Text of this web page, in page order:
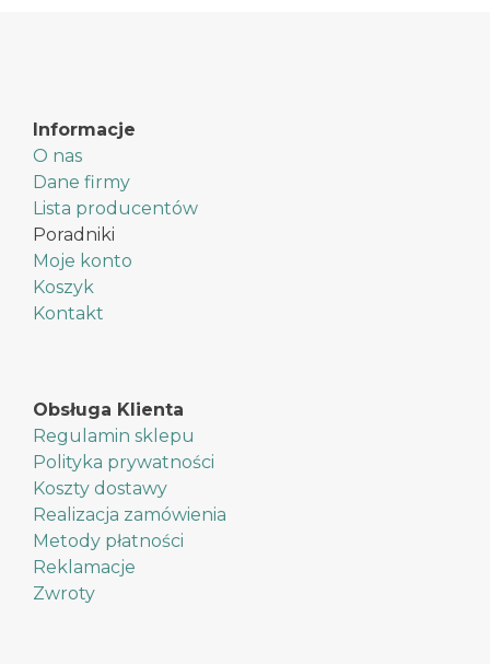
Informacje
O nas
Dane firmy
Lista producentów
Poradniki
Moje konto
Koszyk
Kontakt
Obsługa Klienta
Regulamin sklepu
Polityka prywatności
Koszty dostawy
Realizacja zamówienia
Metody płatności
Reklamacje
Zwroty